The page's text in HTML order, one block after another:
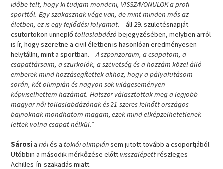
időbe telt, hogy ki tudjam mondani, VISSZAVONULOK a profi
sporttól. Egy szakasznak vége van, de mint minden más az
életben, ez is egy fejlődési folyamat. – áll 29. születésnapját
csütörtökön ünneplő tollaslabdázóbejegyzésében, melyben arról
is ír, hogy szeretne a civil életben is hasonlóan eredményesen
helytállni, mint a sportban. –A szponzoraim, a csapatom, a
csapattársaim, a szurkolók, a szövetség és a hozzám közel álló
emberek mind hozzásegítettek ahhoz, hogy a pályafutásom
során, két olimpián és nagyon sok világeseményen
képviselhettem hazámat. Hatszor választottak meg a legjobb
magyar női tollaslabdázónak és 21-szeres felnőtt országos
bajnoknak mondhatom magam, ezek mind elképzelhetetlenek
lettek volna csapat nélkül.”
Sárosiarióiés a tokiói olimpián sem jutott tovább a csoportjából.
Utóbbin a második mérkőzése előtt visszalépettrészleges
Achilles-ín-szakadás miatt.